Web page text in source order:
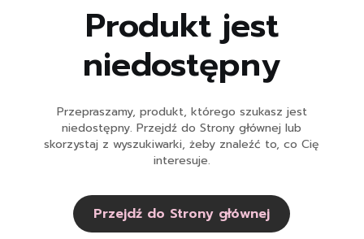
Produkt jest
niedostępny
Przepraszamy, produkt, którego szukasz jest
niedostępny. Przejdź do Strony głównej lub
skorzystaj z wyszukiwarki, żeby znaleźć to, co Cię
interesuje.
Przejdź do Strony głównej